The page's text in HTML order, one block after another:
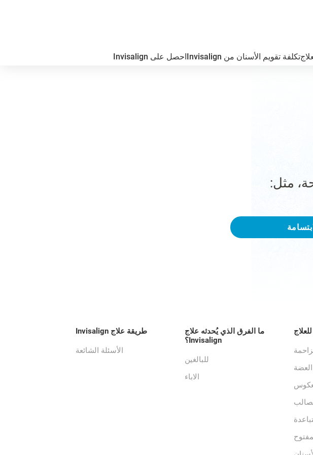
تكلفة تقويم الأسنان من Invisalign احصل على Invisalign
مثل:
طريقة علاج Invisalign
الأسئلة الشائعة
ما الفرق الذي يُحدثه علاج
Invisalign؟
للبالغين
الاباء